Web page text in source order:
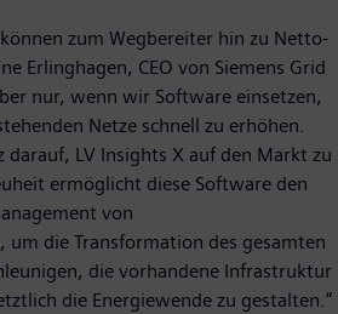
zum Wegbereiter hin zu Netto-
Erlinghagen, CEO von Siemens Grid
nur, wenn wir Software einsetzen,
Netze schnell zu erhöhen.
darauf, LV Insights X auf den Markt zu
ermöglicht diese Software den
von
um die Transformation des gesamten
die vorhandene Infrastruktur
die Energiewende zu gestalten.“